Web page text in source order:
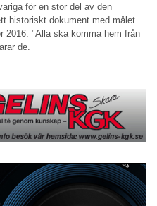
för en stor del av den
historiskt dokument med målet
2016. "Alla ska komma hem från
de.